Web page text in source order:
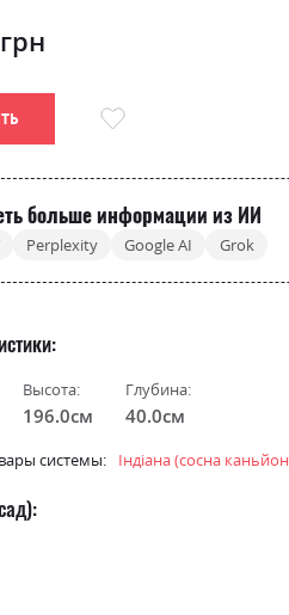
больше информации из ИИ
Perplexity Google AI Grok
Высота:
196.0см
Глубина:
40.0см
системы: Індіана (сосна